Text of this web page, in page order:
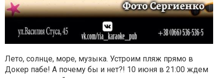
Лето, солнце, море, музыка. Устроим пляж прямо в
Докер пабе! А почему бы и нет?! 10 июня в 21:00 ждем